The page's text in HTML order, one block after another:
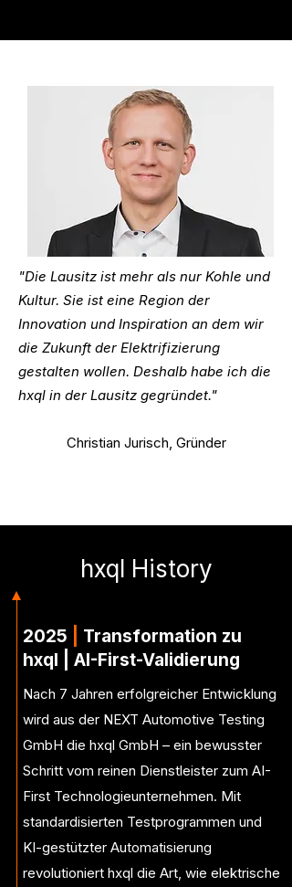
"Die Lausitz ist mehr als nur Kohle und
Kultur. Sie ist eine Region der
Innovation und Inspiration an dem wir
die Zukunft der Elektrifizierung
gestalten wollen. Deshalb habe ich die
hxql in der Lausitz gegründet."
Christian Jurisch, Gründer
hxql History
2025
Transformation zu
hxql | AI-First-Validierung
Nach 7 Jahren erfolgreicher Entwicklung
wird aus der NEXT Automotive Testing
GmbH die hxql GmbH – ein bewusster
Schritt vom reinen Dienstleister zum AI-
First Technologieunternehmen. Mit
standardisierten Testprogrammen und
KI-gestützter Automatisierung
revolutioniert hxql die Art, wie elektrische